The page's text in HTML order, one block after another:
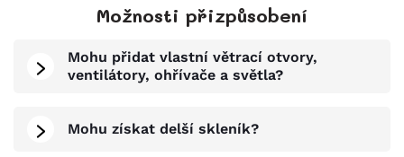
Možnosti přizpůsobení
Mohu přidat vlastní větrací otvory,
ventilátory, ohřívače a světla?
Mohu získat delší skleník?